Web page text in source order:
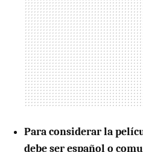
Para considerar la
debe ser español o